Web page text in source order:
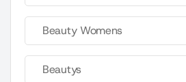
Beauty Womens
Beautys